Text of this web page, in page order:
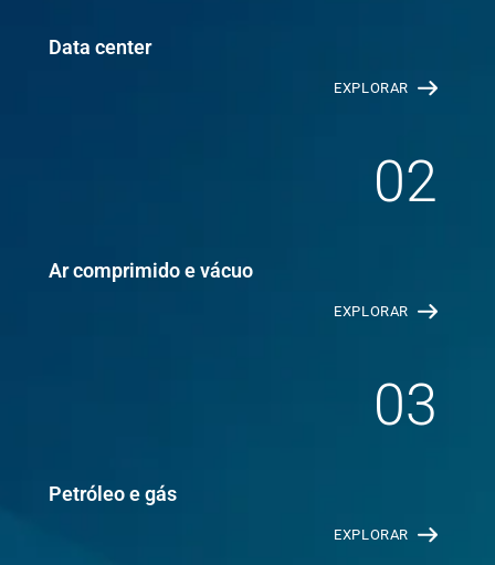
Data center
EXPLORAR
02
Ar comprimido e vácuo
EXPLORAR
03
Petróleo e gás
EXPLORAR